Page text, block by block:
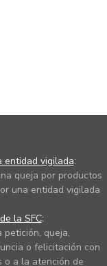
entidad vigilada:
queja por productos
una entidad vigilada
la SFC:
petición, queja,
o felicitación con
o a la atención de